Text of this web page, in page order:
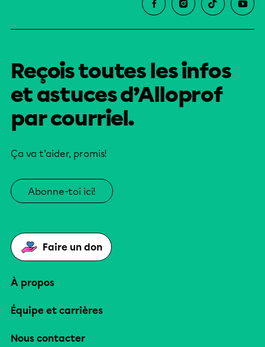
Reçois toutes les infos
et astuces d’Alloprof
par courriel.
Ça va t’aider, promis!
Abonne-toi ici!
Faire un don
À propos
Équipe et carrières
Nous contacter